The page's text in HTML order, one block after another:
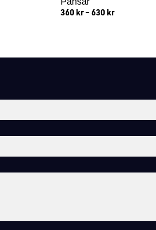
360 kr –630 kr